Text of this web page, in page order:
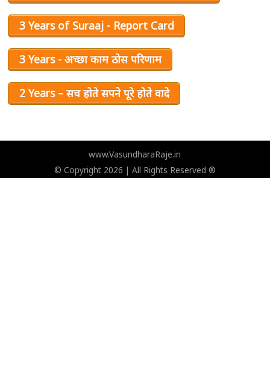
3 Years of Suraaj - Report Card
3 Years - अच्छा काम ठोस परिणाम
2 Years – सच होते सपने पूरे होते वादे
www.VasundharaRaje.in
© Copyright 2026 | All Rights Reserved ®